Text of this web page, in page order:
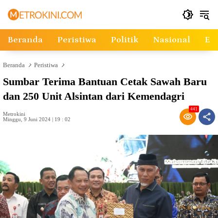
Beranda Peristiwa Politik Nasional
Beranda Peristiwa
Sumbar Terima Bantuan Cetak Sawah Baru
dan 250 Unit Alsintan dari Kemendagri
Metrokini
Minggu, 9 Juni 2024 | 19 : 02
441